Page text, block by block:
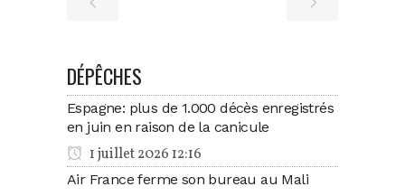
DÉPÊCHES
Espagne: plus de 1.000 décès enregistrés
en juin en raison de la canicule
1 juillet 2026 12:16
Air France ferme son bureau au Mali